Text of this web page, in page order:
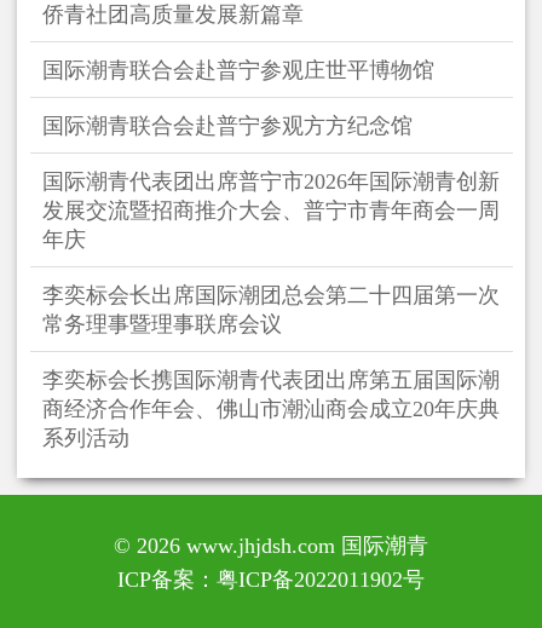
侨青社团高质量发展新篇章
国际潮青联合会赴普宁参观庄世平博物馆
国际潮青联合会赴普宁参观方方纪念馆
国际潮青代表团出席普宁市2026年国际潮青创新
发展交流暨招商推介大会、普宁市青年商会一周
年庆
李奕标会长出席国际潮团总会第二十四届第一次
常务理事暨理事联席会议
李奕标会长携国际潮青代表团出席第五届国际潮
商经济合作年会、佛山市潮汕商会成立20年庆典
系列活动
© 2026 www.jhjdsh.com 国际潮青
ICP备案： 粤ICP备2022011902号